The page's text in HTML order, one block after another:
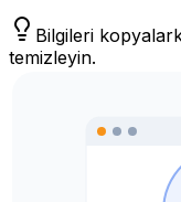
Bilgileri
temizleyin.